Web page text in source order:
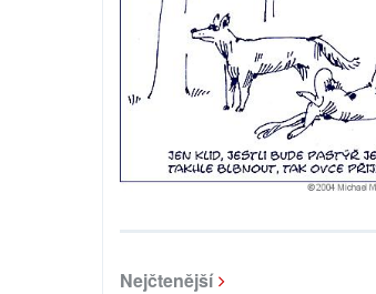
Nejčtenější